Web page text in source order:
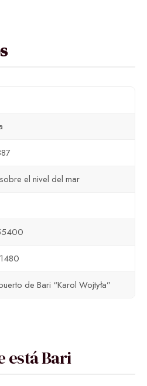
el nivel del mar
de Bari “Karol Wojtyła”
está Bari